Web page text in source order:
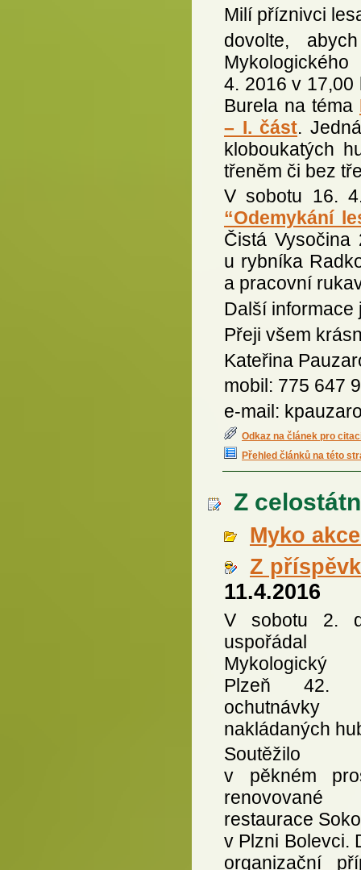
Milí příznivci
dovolte,
4. 2016 v
Burela na téma
– I. část.
kloboukatých
třeněm či bez
V sobotu 16.
“Odemykání
Čistá Vysočina
u rybníka
a pracovní
Další informace
Přeji všem
Kateřina
mobil: 775 647
e-mail:
Odkaz na článek pro
Přehled článků na této
Z
Myko
Z
11.4.2016
V sobotu 2.
uspořádal
Mykologický
Plzeň 42.
ochutnávky
nakládaných
v pěkném
renovované
restaurace
v Plzni Bolevci.
organizační